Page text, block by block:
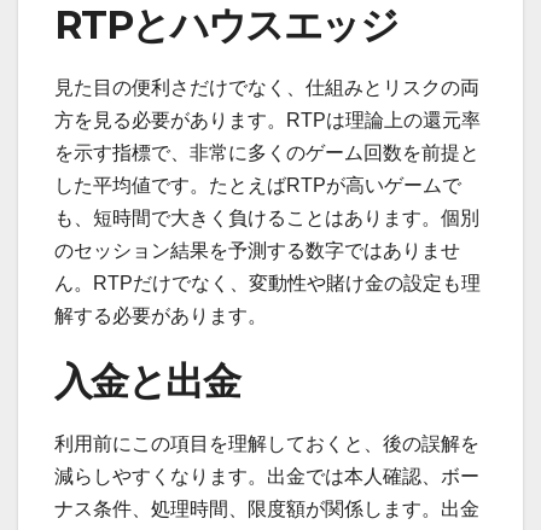
RTPとハウスエッジ
見た目の便利さだけでなく、仕組みとリスクの両
方を見る必要があります。RTPは理論上の還元率
を示す指標で、非常に多くのゲーム回数を前提と
した平均値です。たとえばRTPが高いゲームで
も、短時間で大きく負けることはあります。個別
のセッション結果を予測する数字ではありませ
ん。RTPだけでなく、変動性や賭け金の設定も理
解する必要があります。
入金と出金
利用前にこの項目を理解しておくと、後の誤解を
減らしやすくなります。出金では本人確認、ボー
ナス条件、処理時間、限度額が関係します。出金